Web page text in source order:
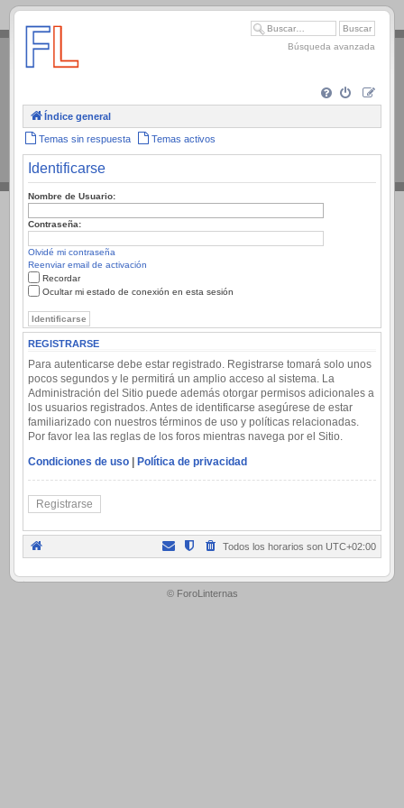
.
Búsqueda avanzada
Índice general
Temas sin respuesta Temas activos
Identificarse
Nombre de Usuario:
Contraseña:
Olvidé mi contraseña
Reenviar email de activación
Recordar
Ocultar mi estado de conexión en esta sesión
REGISTRARSE
Para autenticarse debe estar registrado. Registrarse tomará solo unos
pocos segundos y le permitirá un amplio acceso al sistema. La
Administración del Sitio puede además otorgar permisos adicionales a
los usuarios registrados. Antes de identificarse asegúrese de estar
familiarizado con nuestros términos de uso y políticas relacionadas.
Por favor lea las reglas de los foros mientras navega por el Sitio.
Condiciones de uso | Política de privacidad
Registrarse
Todos los horarios son UTC+02:00
.
© ForoLinternas